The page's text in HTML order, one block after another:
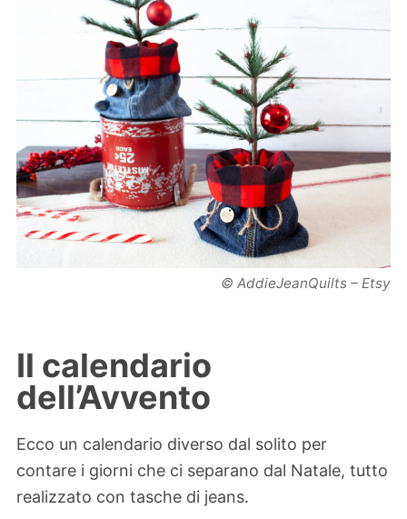
© AddieJeanQuilts – Etsy
Il calendario
dell’Avvento
Ecco un calendario diverso dal solito per
contare i giorni che ci separano dal Natale, tutto
realizzato con tasche di jeans.